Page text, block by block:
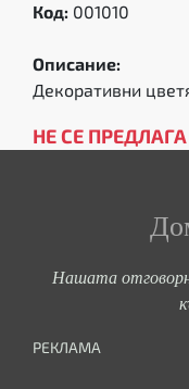
Код: 001010
Описание:
Декоративни
НЕ СЕ ПРЕДЛАГА
Нашата
РЕКЛАМА